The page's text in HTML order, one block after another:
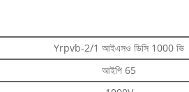
Yrpvb-2/1 আইএসও ডিসি 1000 ভি
আইপি 65